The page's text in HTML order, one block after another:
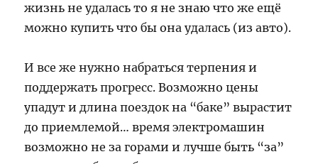
жизнь не удалась то я не знаю что же ещё
можно купить что бы она удалась (из авто).
И все же нужно набраться терпения и
поддержать прогресс. Возможно цены
упадут и длина поездок на “баке” вырастит
до приемлемой… время электромашин
возможно не за горами и лучше быть “за”